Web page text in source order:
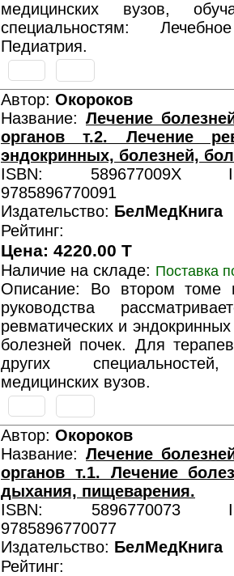
медицинских вузов,
специальностям:
Педиатрия.
Автор: Окороков
Название: Лечение
органов т.2. Лечение
эндокринных, болезней,
ISBN: 589677009X
9785896770091
Издательство: БелМедКнига
Рейтинг:
Цена: 4220.00 T
Наличие на складе: Поставка
Описание: Во втором томе
руководства
ревматических и
болезней почек. Для
других
медицинских вузов.
Автор: Окороков
Название: Лечение
органов т.1. Лечение
дыхания, пищеварения.
ISBN: 5896770073
9785896770077
Издательство: БелМедКнига
Рейтинг: